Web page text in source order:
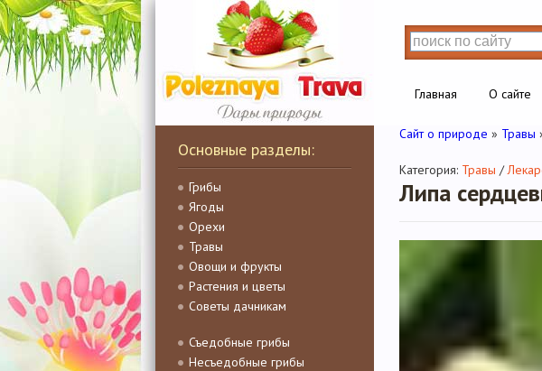
Главная О сайте
Основные разделы:
Грибы
Ягоды
Орехи
Травы
Овощи и фрукты
Растения и цветы
Советы дачникам
Съедобные грибы
Несъедобные грибы
Сайт о природе » Травы
Категория: Травы /
Липа